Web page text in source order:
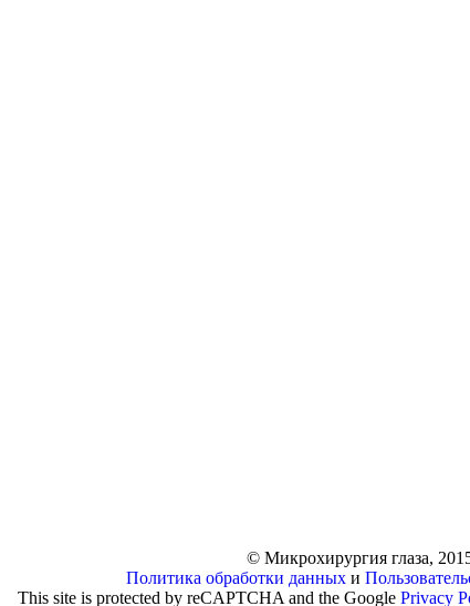
© Микрохирургия глаза,
Политика обработки данных и
This site is protected by reCAPTCHA and the Google Privacy